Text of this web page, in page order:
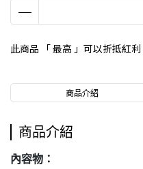
此商品 「 最高 」可以折抵紅利
商品介紹
商品介紹
內容物：